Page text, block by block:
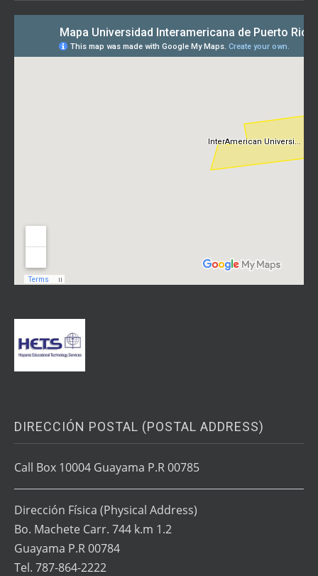
DIRECCIÓN POSTAL (POSTAL ADDRESS)
Call Box 10004 Guayama P.R 00785
Dirección Física (Physical Address)
Bo. Machete Carr. 744 k.m 1.2
Guayama P.R 00784
Tel. 787-864-2222